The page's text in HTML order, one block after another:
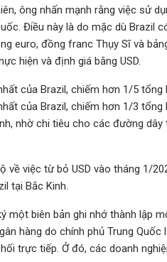
ông nhấn mạnh rằng việc sử
Điều này là do mặc dù Brazil
euro, đồng franc Thụy Sĩ và
hiện và định giá bằng USD.
của Brazil, chiếm hơn 1/5 tổng
của Brazil, chiếm hơn 1/3 tổng
nhờ chi tiêu cho các đường
việc từ bỏ USD vào tháng 1/
tại Bắc Kinh.
biên bản ghi nhớ thành lập
hàng do chính phủ Trung Quốc
trực tiếp. Ở đó, các doanh